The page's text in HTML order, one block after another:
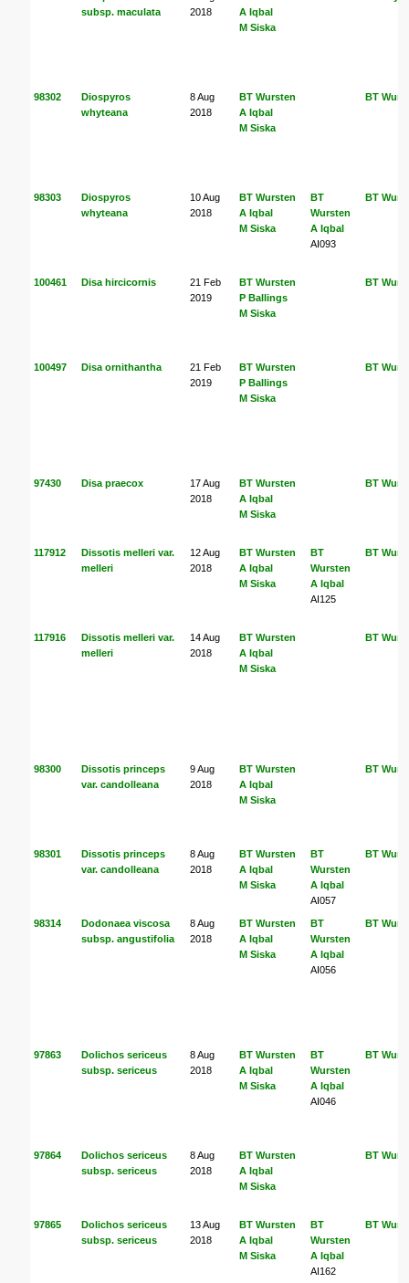
subsp. maculata
2018
A Iqbal
M Siska
98302
Diospyros
whyteana
8 Aug
2018
BT Wursten
A Iqbal
M Siska
BT
98303
Diospyros
whyteana
10 Aug
2018
BT Wursten
A Iqbal
M Siska
BT
Wursten
A Iqbal
AI093
BT
100461 Disa hircicornis
21 Feb
2019
BT Wursten
P Ballings
M Siska
BT
100497 Disa ornithantha
21 Feb
2019
BT Wursten
P Ballings
M Siska
BT
97430 Disa praecox
17 Aug
2018
BT Wursten
A Iqbal
M Siska
BT
117912
Dissotis melleri var.
melleri
12 Aug
2018
BT Wursten
A Iqbal
M Siska
BT
Wursten
A Iqbal
AI125
BT
117916
Dissotis melleri var.
melleri
14 Aug
2018
BT Wursten
A Iqbal
M Siska
BT
98300
Dissotis princeps
var. candolleana
9 Aug
2018
BT Wursten
A Iqbal
M Siska
BT
98301
Dissotis princeps
var. candolleana
8 Aug
2018
BT Wursten
A Iqbal
M Siska
BT
Wursten
A Iqbal
AI057
BT
98314
Dodonaea viscosa
subsp. angustifolia
8 Aug
2018
BT Wursten
A Iqbal
M Siska
BT
Wursten
A Iqbal
AI056
BT
97863
Dolichos sericeus
subsp. sericeus
8 Aug
2018
BT Wursten
A Iqbal
M Siska
BT
Wursten
A Iqbal
AI046
BT
97864
Dolichos sericeus
subsp. sericeus
8 Aug
2018
BT Wursten
A Iqbal
M Siska
BT
97865
Dolichos sericeus
subsp. sericeus
13 Aug
2018
BT Wursten
A Iqbal
M Siska
BT
Wursten
A Iqbal
AI162
BT